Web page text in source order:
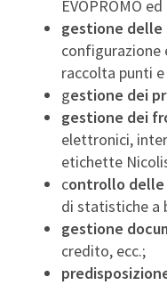
EVOPROMO
gestione delle
configurazione
raccolta punti
gestione dei
gestione dei
elettronici,
etichette
controllo delle
di statistiche a
gestione
credito, ecc.;